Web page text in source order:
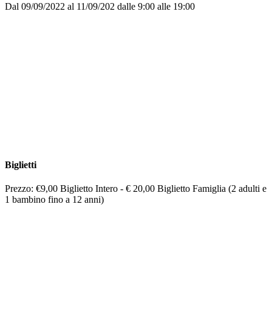
Dal 09/09/2022 al 11/09/202 dalle 9:00 alle 19:00
Biglietti
Prezzo: €9,00 Biglietto Intero - € 20,00 Biglietto Famiglia (2 adulti e
1 bambino fino a 12 anni)